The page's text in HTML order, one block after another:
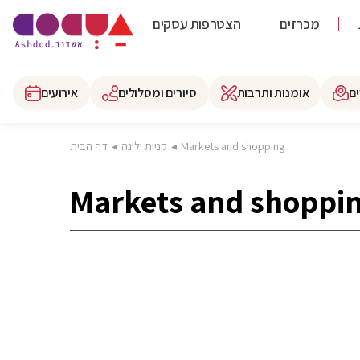
הצטרפות עסקים מכרזים
אירועים סיורים ומסלולים אומנות ותרבות
דף הבית ◂ קניות ולינה ◂ Markets and shopping
Markets and